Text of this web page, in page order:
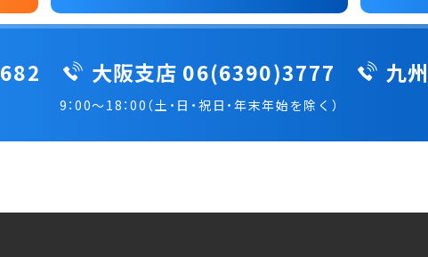
大阪支店 06(6390)3777 九
9：00～18：00（土・日・祝日・年末年始を除く）